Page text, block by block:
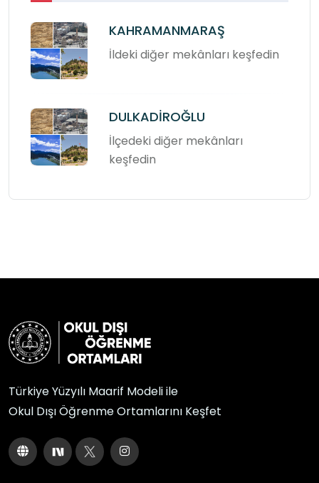
KAHRAMANMARAŞ
İldeki diğer mekânları keşfedin
DULKADİROĞLU
İlçedeki diğer mekânları
keşfedin
Türkiye Yüzyılı Maarif Modeli ile
Okul Dışı Öğrenme Ortamlarını Keşfet